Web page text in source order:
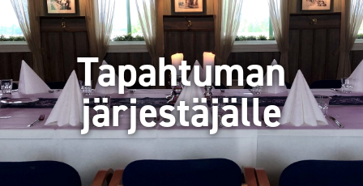
Tapahtuman
järjestäjälle